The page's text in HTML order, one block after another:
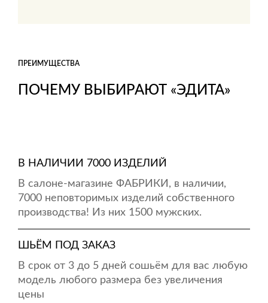
ПОЧЕМУ ВЫБИРАЮТ «ЭДИТА»
ПРЕИМУЩЕСТВА
В НАЛИЧИИ 7000 ИЗДЕЛИЙ
В салоне-магазине ФАБРИКИ, в наличии,
7000 неповторимых изделий собственного
производства! Из них 1500 мужских.
ШЬЁМ ПОД ЗАКАЗ
В срок от 3 до 5 дней сошьём для вас любую
модель любого размера без увеличения
цены